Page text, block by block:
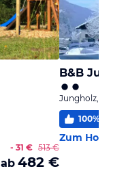
- 31 € 513 €
ab 482 €
B&B
Jungholz, Tirol
100%
Zum Hotel